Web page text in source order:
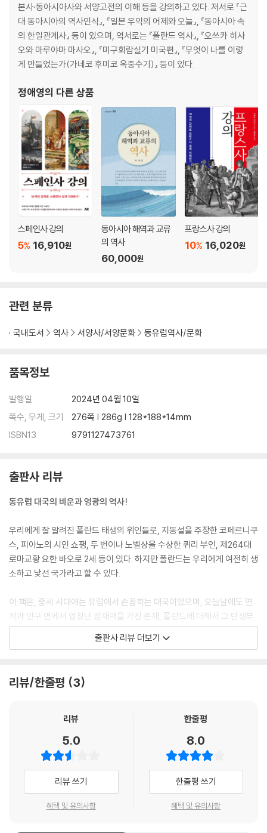
종장 폴란드는 어디를 향하고 있는가
제3공화정의 시작 / 크바시니에프스키 대통령 / 카친스키 대통령 / 코모로
프스키 대통령 이후 / 경제의 행방
칼럼 - 바르샤바봉기기념관
후기
역자 후기
주요 참고문헌
폴란드 간략 연표
본사·동아시아사와 서양고전의 이해 등을 강의하고 있다. 저서로 『근
대 동아시아의 역사인식』, 『일본 우익의 어제와 오늘』, 『동아시아 속
의 한일관계사』 등이 있으며, 역서로는 『폴란드 역사』, 『오쓰카 히사
오와 마루야마 마사오』, 『미구회람실기 미국편』, 『무엇이 나를 이렇
게 만들었는가(가네코 후미코 옥중수기)』 등이 있다.
정애영의 다른 상품
스페인사 강의
16,910원
5%
동아시아 해역과 교류
의 역사
60,000원
프랑스사 강의
16,020원
10%
관련 분류
국내도서 역사 서양사/서양문화 동유럽역사/문화
품목정보
발행일
2024년 04월 10일
쪽수, 무게, 크기
276쪽 | 286g | 128*188*14mm
ISBN13
9791127473761
출판사 리뷰
동유럽 대국의 비운과 영광의 역사!
우리에게 잘 알려진 폴란드 태생의 위인들로, 지동설을 주장한 코페르니쿠
스, 피아노의 시인 쇼팽, 두 번이나 노벨상을 수상한 퀴리 부인, 제264대
로마교황 요한 바오로 2세 등이 있다. 하지만 폴란드는 우리에게 여전히 생
소하고 낯선 국가라고 할 수 있다.
이 책은, 중세 시대에는 유럽에서 손꼽히는 대국이었으며, 오늘날에도 면
적과 인구 면에서 엄청난 잠재력을 가진 존재, 폴란드에 대해서 그 탄생부
터 오늘날까지의 비운과 영광의 역사를 생생하게 보여준다.
10세기에 탄생한 폴란드 왕국은 14~16세기에 융성을 떨쳤으나 왕조가
의한 분할로 국가는 절멸. 제1차 세계대전 후 잠시 독립을 얻었으나 제2차
었다. 그 후 냉전기의 사회주의 시대를 거쳐 1989년에 민주화를 달성하였
다. 저자는 방대하고 파란만장한 폴란드 역사를 일반 독자들이 쉽게 이해
할 수 있도록 평이하면서도 간략하고 밀도 있게 내용을 전개하고 있다. 저
항과 좌절로 점철된 역사 속에서, 굴하지 않고 가혹한 운명에 당당히 맞서
온 폴란드인들의 이야기. 잠재력이 가득한 지역 대국 폴란드는 지금 어디
출판사 리뷰 더보기
리뷰/한줄평 3
리뷰
5.0
리뷰 쓰기
혜택 및 유의사항
한줄평
8.0
한줄평 쓰기
혜택 및 유의사항